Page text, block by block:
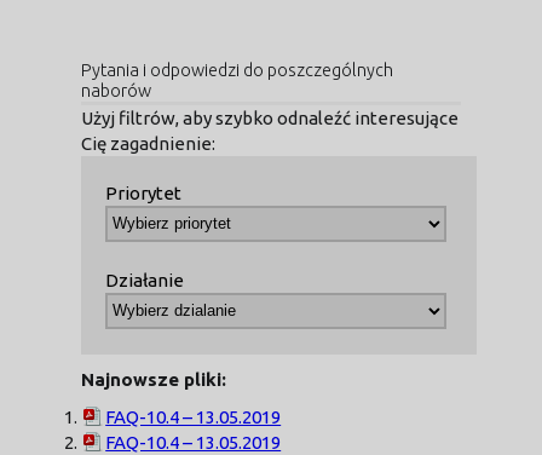
Pytania i odpowiedzi do poszczególnych
naborów
Użyj filtrów, aby szybko odnaleźć interesujące
Cię zagadnienie:
Priorytet
Działanie
Najnowsze pliki:
FAQ-10.4 – 13.05.2019
FAQ-10.4 – 13.05.2019